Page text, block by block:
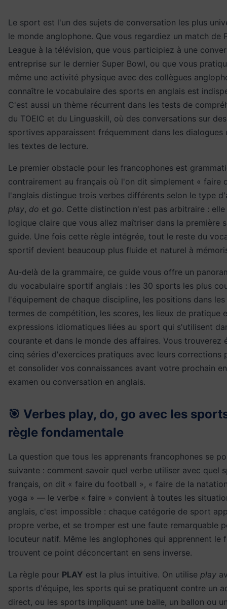
Le sport est l'un des sujets de conversation les plus
le monde anglophone. Que vous regardiez un match de
League à la télévision, que vous participiez à une
entreprise sur le dernier Super Bowl, ou que vous
même une activité physique avec des collègues
connaître le vocabulaire des sports en anglais est
C'est aussi un thème récurrent dans les tests de
du TOEIC et du Linguaskill, où des conversations sur
sportives apparaissent fréquemment dans les dialogues
les textes de lecture.
Le premier obstacle pour les francophones est
contrairement au français où l'on dit simplement « faire
l'anglais distingue trois verbes différents selon le type
play, do et go. Cette distinction n'est pas arbitraire : elle
logique claire que vous allez maîtriser dans la première
guide. Une fois cette règle intégrée, tout le reste du
sportif devient beaucoup plus fluide et naturel à
Au-delà de la grammaire, ce guide vous offre un
du vocabulaire sportif anglais : les 30 sports les plus
l'équipement de chaque discipline, les positions dans les
termes de compétition, les scores, les lieux de pratique
expressions idiomatiques liées au sport qui s'utilisent
courante et dans le monde des affaires. Vous trouverez
cinq séries d'exercices pratiques avec leurs corrections
et consolider vos connaissances avant votre prochain
examen ou conversation en anglais.
🎯 Verbes play, do, go avec les
règle fondamentale
La question que tous les apprenants francophones se
suivante : comment savoir quel verbe utiliser avec quel
français, on dit « faire du football », « faire de la
yoga » — le verbe « faire » convient à toutes les
anglais, c'est impossible : chaque catégorie de sport
propre verbe, et se tromper est une faute remarquable
locuteur natif. Même les anglophones qui apprennent le
trouvent ce point déconcertant en sens inverse.
La règle pour PLAY est la plus intuitive. On utilise play
sports d'équipe, les sports qui se pratiquent contre un
direct, ou les sports impliquant une balle, un ballon ou